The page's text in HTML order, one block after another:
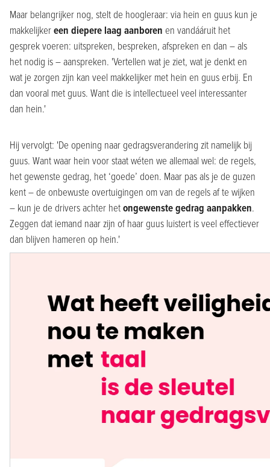
Maar belangrijker nog, stelt de hoogleraar: via hein en guus kun je
makkelijkereen diepere laag aanboren en vandááruit het
gesprek voeren: uitspreken, bespreken, afspreken en dan – als
het nodig is – aanspreken. 'Vertellen wat je ziet, wat je denkt en
wat je zorgen zijn kan veel makkelijker met hein en guus erbij. En
dan vooral met guus. Want die is intellectueel veel interessanter
dan hein.'
Hij vervolgt: 'De opening naar gedragsverandering zit namelijk bij
guus. Want waar hein voor staat wéten we allemaal wel: de regels,
het gewenste gedrag, het ‘goede’ doen. Maar pas als je de guzen
kent – de onbewuste overtuigingen om van de regels af te wijken
– kun je de drivers achter hetongewenste gedrag aanpakken.
Zeggen dat iemand naar zijn of haar guus luistert is veel effectiever
dan blijven hameren op hein.'